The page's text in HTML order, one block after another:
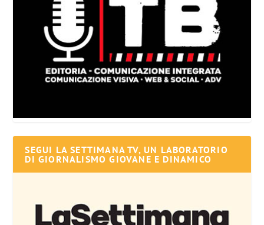
SEGUI LA SETTIMANA TV, UN LABORATORIO
DI GIORNALISMO GIOVANE E DINAMICO